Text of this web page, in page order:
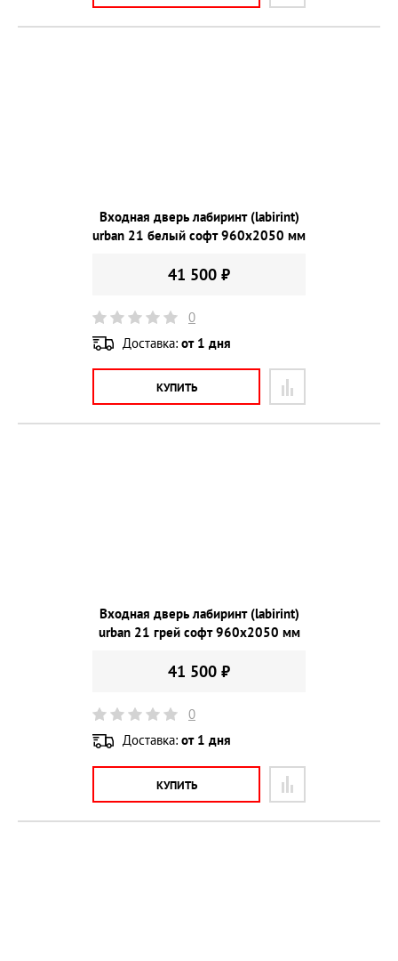
Входная дверь лабиринт (labirint)
urban 21 белый софт 960х2050 мм
41 500 ₽
0
Доставка: от 1 дня
КУПИТЬ
Входная дверь лабиринт (labirint)
urban 21 грей софт 960х2050 мм
41 500 ₽
0
Доставка: от 1 дня
КУПИТЬ